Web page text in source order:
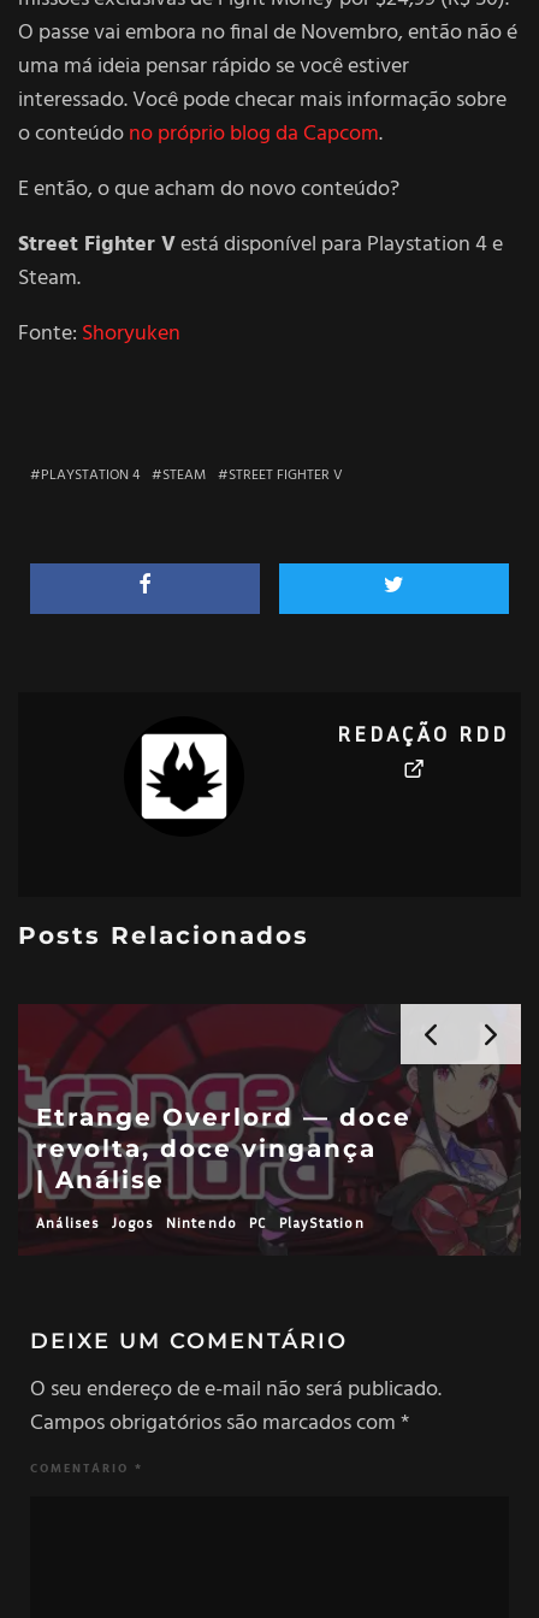
O passe vai embora no final de Novembro, então não é
uma má ideia pensar rápido se você estiver
interessado. Você pode checar mais informação sobre
o conteúdono próprio blog da Capcom.
E então, o que acham do novo conteúdo?
Street Fighter Vestá disponível para Playstation 4 e
Steam.
Fonte: Shoryuken
PLAYSTATION 4 STEAM STREET FIGHTER V
REDAÇÃO RDD
Posts Relacionados
Etrange Overlord — doce
revolta, doce vingança
| Análise
Análises Jogos Nintendo PC PlayStation
DEIXE UM COMENTÁRIO
O seu endereço de e-mail não será publicado.
Campos obrigatórios são marcados com*
COMENTÁRIO *